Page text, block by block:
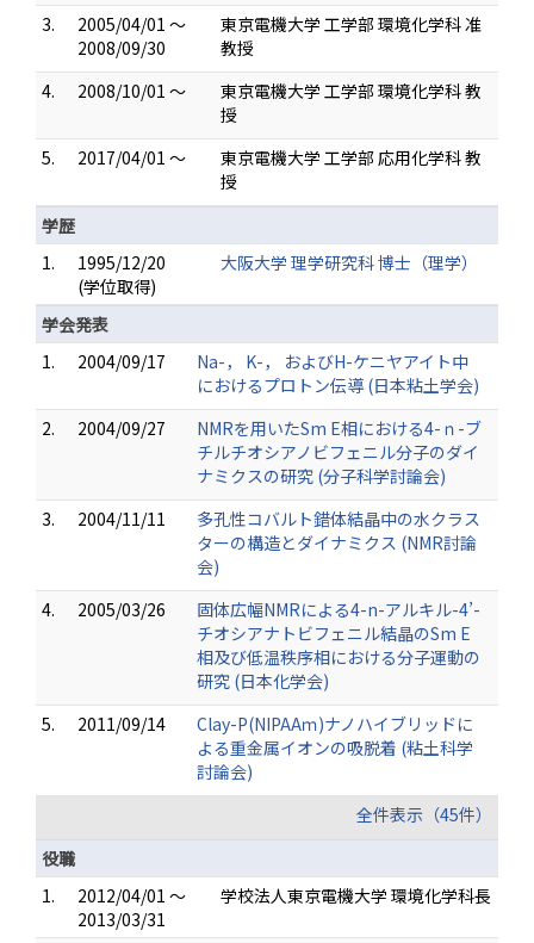
3.
2005/04/01 ～
2008/09/30
東京電機大学 工学部 環境化学科 准
教授
4.
2008/10/01 ～
東京電機大学 工学部 環境化学科 教
授
5.
2017/04/01 ～
東京電機大学 工学部 応用化学科 教
授
学歴
1.
1995/12/20
(学位取得)
大阪大学 理学研究科 博士（理学）
学会発表
1.
2004/09/17
Na-， K-， およびH-ケニヤアイト中
におけるプロトン伝導 (日本粘土学会)
2.
2004/09/27
NMRを用いたSm E相における4-ｎ-ブ
チルチオシアノビフェニル分子のダイ
ナミクスの研究 (分子科学討論会)
3.
2004/11/11
多孔性コバルト錯体結晶中の水クラス
ターの構造とダイナミクス (NMR討論
会)
4.
2005/03/26
固体広幅NMRによる4-n-アルキル-4’-
チオシアナトビフェニル結晶のSm E
相及び低温秩序相における分子運動の
研究 (日本化学会)
5.
2011/09/14
Clay-P(NIPAAｍ)ナノハイブリッドに
よる重金属イオンの吸脱着 (粘土科学
討論会)
全件表示（45件）
役職
1.
2012/04/01 ～
2013/03/31
学校法人東京電機大学 環境化学科長